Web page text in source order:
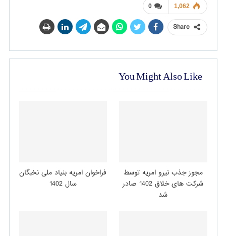
0 1,062
Share
You Might Also Like
مجوز جذب نیرو امریه توسط
شرکت های خلاق 1402 صادر
شد
فراخوان امریه بنیاد ملی نخبگان
سال 1402